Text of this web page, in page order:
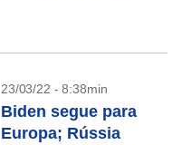
23/03/22 - 8:38min
Biden segue para
Europa; Rússia